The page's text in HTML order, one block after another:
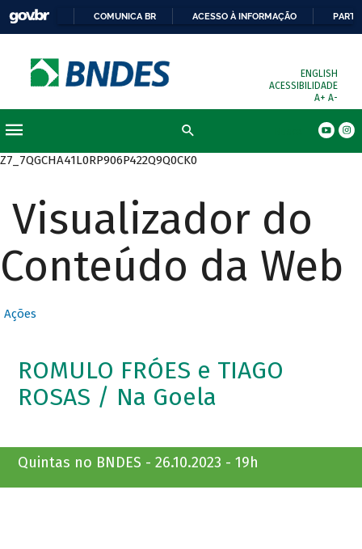
COMUNICA BR ACESSO À INFORMAÇÃO
ENGLISH
ACESSIBILIDADE
A+ A-
Z7_7QGCHA41L0RP906P422Q9Q0CK0
Visualizador do
Conteúdo da Web
Ações
ROMULO FRÓES e TIAGO
ROSAS / Na Goela
Quintas no BNDES - 26.10.2023 - 19h